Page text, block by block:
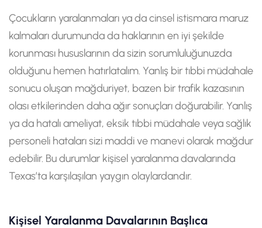
Çocukların yaralanmaları ya da cinsel istismara maruz
kalmaları durumunda da haklarının en iyi şekilde
korunması hususlarının da sizin sorumluluğunuzda
olduğunu hemen hatırlatalım. Yanlış bir tıbbi müdahale
sonucu oluşan mağduriyet, bazen bir trafik kazasının
olası etkilerinden daha ağır sonuçları doğurabilir. Yanlış
ya da hatalı ameliyat, eksik tıbbi müdahale veya sağlık
personeli hataları sizi maddi ve manevi olarak mağdur
edebilir. Bu durumlar kişisel yaralanma davalarında
Texas’ta karşılaşılan yaygın olaylardandır.
Kişisel Yaralanma Davalarının Başlıca